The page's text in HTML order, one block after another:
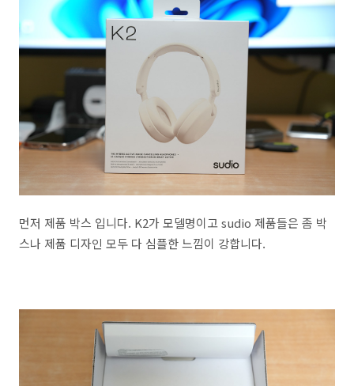
먼저 제품 박스 입니다. K2가 모델명이고 sudio 제품들은 좀 박
스나 제품 디자인 모두 다 심플한 느낌이 강합니다.